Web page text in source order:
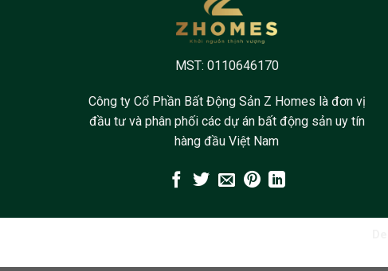
MST: 0110646170
Công ty Cổ Phần Bất Động Sản Z Homes là đơn vị
đầu tư và phân phối các dự án bất động sản uy tín
hàng đầu Việt Nam